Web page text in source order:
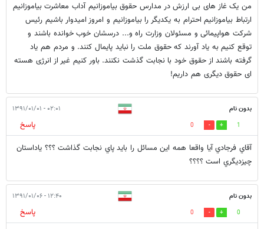
من یک غاز های بی ارزش در مدارس حقوق بیاموزانیم آداب معاشرت بیاموزانیم
ارتباط بیاموزانیم احترام به یکدیگر را بیاموزانیم و امروز امیدوار باشیم رئیس
شرکت هواپیمائی و مسئولان وزارت راه و... درسشان خوب خوانده باشند و
توقع کنیم به یاد آورند که حقوق ملت را نباید پایمال کنند. و مردم هم یاد
گرفته باشند از حقوق خود با نجابت گذشت نکنند. باور کنیم غیر از انرژی هسته
ای حقوق دیگری هم داریم!
بدون نام ۰۲:۰۱ - ۱۳۹۱/۰۱/۰۱
1
0
پاسخ
آقاي فرجادي آيا واقعا همه اين مسائل را بايد پاي نجابت گذاشت ؟؟؟ ياداستان
چيزديگري است ؟؟؟؟
بدون نام ۱۲:۴۰ - ۱۳۹۱/۰۱/۰۶
0
0
پاسخ